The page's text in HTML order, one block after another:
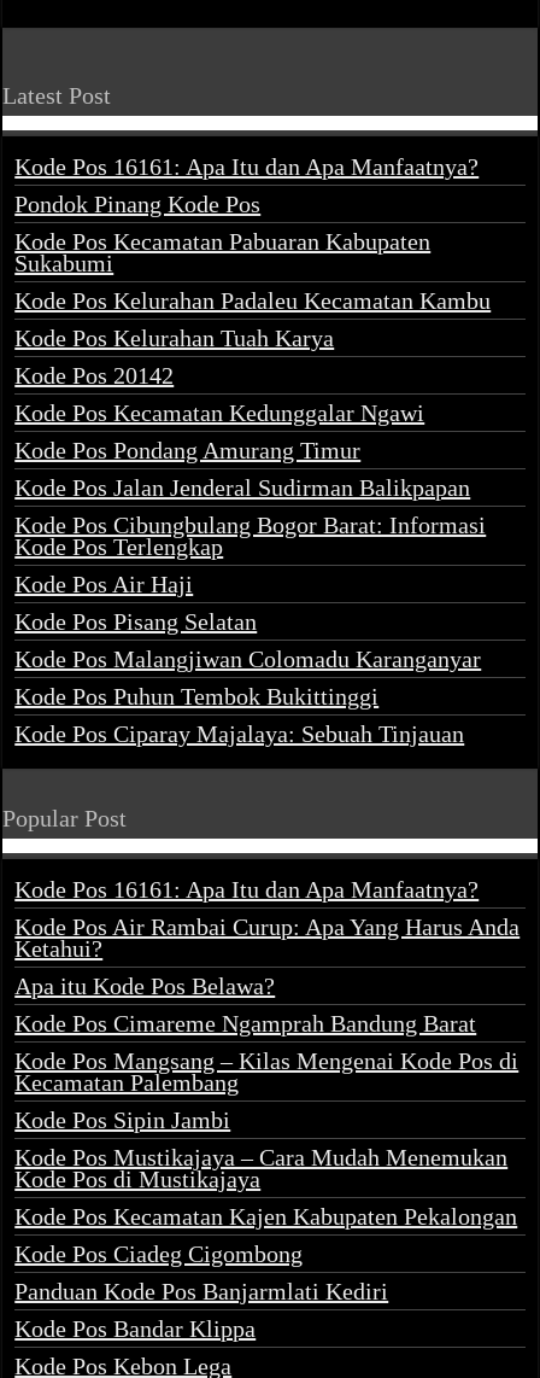
Latest Post
Kode Pos 16161: Apa Itu dan Apa Manfaatnya?
Pondok Pinang Kode Pos
Kode Pos Kecamatan Pabuaran Kabupaten
Sukabumi
Kode Pos Kelurahan Padaleu Kecamatan Kambu
Kode Pos Kelurahan Tuah Karya
Kode Pos 20142
Kode Pos Kecamatan Kedunggalar Ngawi
Kode Pos Pondang Amurang Timur
Kode Pos Jalan Jenderal Sudirman Balikpapan
Kode Pos Cibungbulang Bogor Barat: Informasi
Kode Pos Terlengkap
Kode Pos Air Haji
Kode Pos Pisang Selatan
Kode Pos Malangjiwan Colomadu Karanganyar
Kode Pos Puhun Tembok Bukittinggi
Kode Pos Ciparay Majalaya: Sebuah Tinjauan
Popular Post
Kode Pos 16161: Apa Itu dan Apa Manfaatnya?
Kode Pos Air Rambai Curup: Apa Yang Harus Anda
Ketahui?
Apa itu Kode Pos Belawa?
Kode Pos Cimareme Ngamprah Bandung Barat
Kode Pos Mangsang – Kilas Mengenai Kode Pos di
Kecamatan Palembang
Kode Pos Sipin Jambi
Kode Pos Mustikajaya – Cara Mudah Menemukan
Kode Pos di Mustikajaya
Kode Pos Kecamatan Kajen Kabupaten Pekalongan
Kode Pos Ciadeg Cigombong
Panduan Kode Pos Banjarmlati Kediri
Kode Pos Bandar Klippa
Kode Pos Kebon Lega